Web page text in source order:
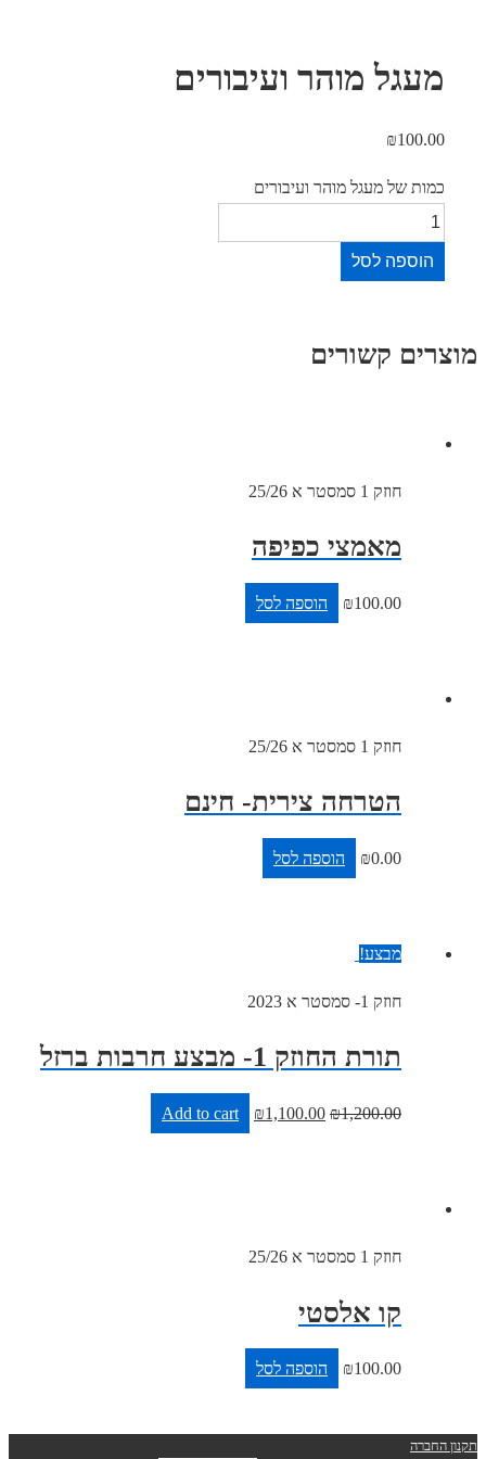
מוהר ועיבורים
₪
של מעגל מוהר ועיבורים
לסל
קשורים
מאמצי כפיפה
₪ הוספה לסל
הטרחה צירית- חינם
הוספה לסל
מבצע!
תורת החוזק 1- מבצע חרבות ברזל
₪1,200.00
₪1,100.00
Add to cart
קו אלסטי
₪ הוספה לסל